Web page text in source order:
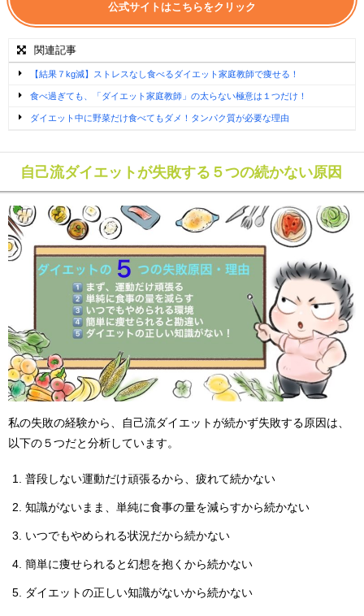
公式サイトはこちらをクリック
関連記事
【結果７kg減】ストレスなし食べるダイエット家庭教師で痩せる！
食べ過ぎても、「ダイエット家庭教師」の太らない極意は１つだけ！
ダイエット中に野菜だけ食べてもダメ！タンパク質が必要な理由
自己流ダイエットが失敗する５つの続かない原因
私の失敗の経験から、自己流ダイエットが続かず失敗する原因は、
以下の５つだと分析しています。
普段しない運動だけ頑張るから、疲れて続かない
知識がないまま、単純に食事の量を減らすから続かない
いつでもやめられる状況だから続かない
簡単に痩せられると幻想を抱くから続かない
ダイエットの正しい知識がないから続かない